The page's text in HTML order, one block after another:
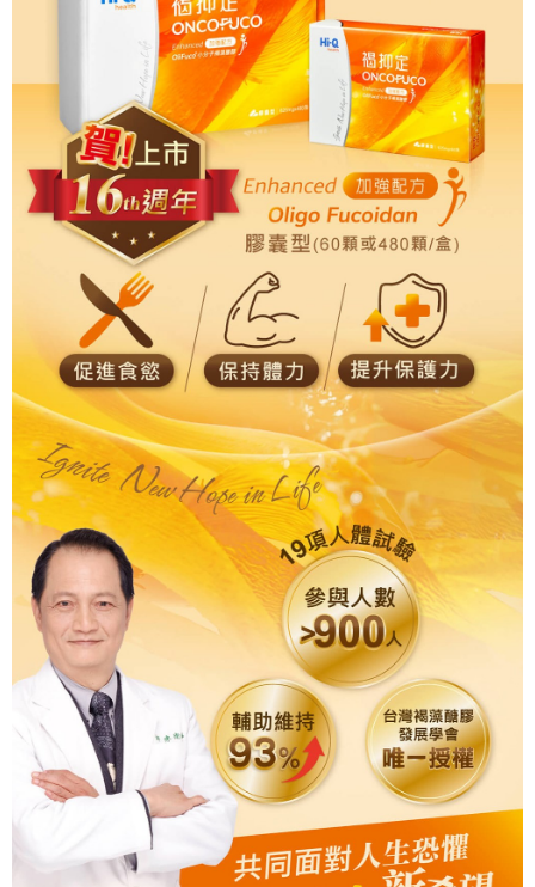
1.分期款項不併入電信帳單，「大哥付你分期」於每月結算日後寄送繳費提
2.透過簡訊連結打開帳單後，可選擇「超商條碼／台灣大直營門市／銀行轉
帳／街口支付／iPASS MONEY」等通路繳費。
【注意事項】
1.本服務係由「台灣大哥大股份有限公司」（以下簡稱本公司）所提供，讓
用戶於交易時，得透過本服務購買商品或服務，並由商店將買賣／分期付款
買賣價金債權讓與本公司後，依約使用本公司帳單繳交帳款。
2.基於同意付款使用「大哥付你分期」之契約關係目的，商店將以您的個人
資料（包含姓名、電話或地址）提供予台灣大哥大進項蒐集、處理及利用，
由本公司與您本人進行分期帳單所需資料之確認、核對及更正。
3.完整用戶服務條款，請詳閱以下連結：
https://oppay.tw/userRule
【「AFTEE先享後付」結帳流程】
１．於結帳方式選擇「AFTEE先享後付」後，將跳轉至「AFTEE先享後付」
結帳頁面，進行簡訊認證並確認金額後，即可完成結帳。
２．訂單成立數日內，您將收到繳費通知簡訊。
３．收到繳費通知簡訊後14天內，點擊此簡訊中的連結，可透過四大超商／
ATM／網路銀行／等多元方式進行付款，方視為交易完成。
※ 請注意：結帳手續完成當下不需立刻繳費，但若您需要取消訂單，請聯絡
購買商品的店家。未經商家同意取消之訂單仍視為有效，需透過AFTEE先享
後付繳納相關費用。
※ 交易是否成功請以「AFTEE先享後付 」之結帳頁面顯示為準，若有關於
是否繳費成功／繳費後需取消欲退款等相關疑問，請聯繫「AFTEE先享後付
客戶支援中心」https://netprotections.freshdesk.com/support/home
【注意事項】
１．透過由恩沛科技股份有限公司提供之「AFTEE先享後付」服務完成之交
易，需依本服務之必要範圍內提供個人資料，並將交易相關給付款項請求債
權轉讓予恩沛科技股份有限公司。
２．關於個人資料處理事宜，請瀏覽以下網址：
https://aftee.tw/terms/#terms3
３．未成年的使用者請事先徵得法定代理人或監護人之同意方可使用
「AFTEE先享後付」，若未經同意申辦者引起之損失，本公司不負相關責
任。
４．使用「AFTEE先享後付」時，將依據個別帳號之用戶狀況，依本公司即
時審查核予不同之上限額度；若仍有額度不足之情形，本公司將視審查結果
請求用戶進行身份認證。
５．嚴禁一人註冊多個帳號或使用他人資訊註冊。若發現惡意使用之情形，
恩沛科技股份有限公司將有權停止該用戶之使用額度並採取法律行動。
每筆NT$65，滿NT$499(含以上)免運費
付款後萊爾富取貨
每筆NT$65，滿NT$799(含以上)免運費
付款後7-11取貨
每筆NT$65，滿NT$799(含以上)免運費
大榮宅配
每筆NT$80，滿NT$999(含以上)免運費